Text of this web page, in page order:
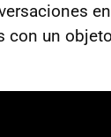
con un